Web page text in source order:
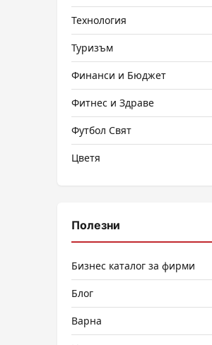
Технология
Туризъм
Финанси и Бюджет
Фитнес и Здраве
Футбол Свят
Цветя
Полезни
Бизнес каталог за фирми
Блог
Варна